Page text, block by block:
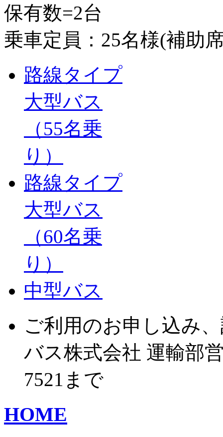
保有数=2台
乗車定員：25名様(補助
路線タイプ
大型バス
（55名乗
り）
路線タイプ
大型バス
（60名乗
り）
中型バス
ご利用のお申し込み
バス株式会社 運輸部
7521まで
HOME